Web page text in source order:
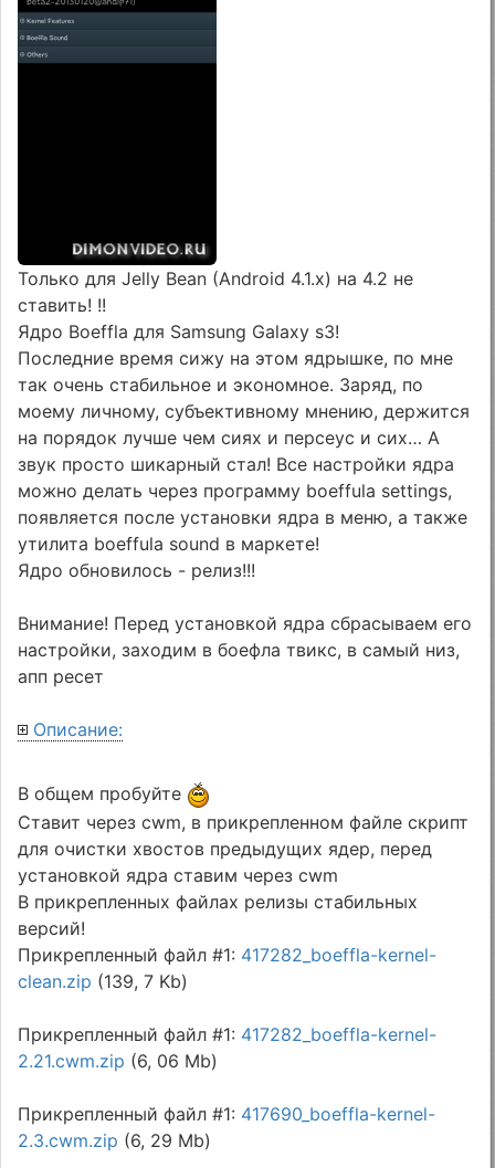
Только для Jelly Bean (Android 4.1.x) на 4.2 не
ставить! !!
Ядро Boeffla для Samsung Galaxy s3!
Последние время сижу на этом ядрышке, по мне
так очень стабильное и экономное. Заряд, по
моему личному, субъективному мнению, держится
на порядок лучше чем сиях и персеус и сих… А
звук просто шикарный стал! Все настройки ядра
можно делать через программу boeffula settings,
появляется после установки ядра в меню, а также
утилита boeffula sound в маркете!
Ядро обновилось - релиз!!!
Внимание! Перед установкой ядра сбрасываем его
настройки, заходим в боефла твикс, в самый низ,
апп ресет
Описание:
В общем пробуйте
Ставит через cwm, в прикрепленном файле скрипт
для очистки хвостов предыдущих ядер, перед
установкой ядра ставим через cwm
В прикрепленных файлах релизы стабильных
версий!
Прикрепленный файл #1: 417282_boeffla-kernel-
clean.zip (139, 7 Kb)
Прикрепленный файл #1: 417282_boeffla-kernel-
2.21.cwm.zip (6, 06 Mb)
Прикрепленный файл #1: 417690_boeffla-kernel-
2.3.cwm.zip (6, 29 Mb)